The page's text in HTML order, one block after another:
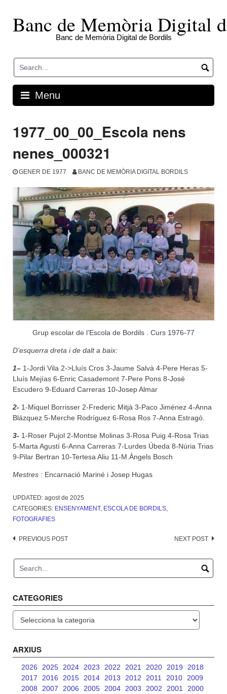
contentBanc de Memòria Digital
Banc de Memòria Digital de Bordils
Menu
1977_00_00_Escola nens
nenes_000321
GENER DE 1977 BANC DE MEMÒRIA DIGITAL BORDILS
Grup escolar de l’Escola de Bordils . Curs 1976-77
D’esquerra dreta i de dalt a baix:
1– 1-Jordi Vila 2->Lluís Cros 3-Jaume Salvà 4-Pere Heras 5-
Lluís Mejías 6-Enric Casademont 7-Pere Pons 8-José
Escudero 9-Eduard Carreras 10-Josep Almar
2- 1-Miquel Borrisser 2-Frederic Mitjà 3-Paco Jiménez 4-Anna
Blázquez 5-Merche Rodríguez 6-Rosa Ros 7-Anna Estragó.
3- 1-Roser Pujol 2-Montse Molinas 3-Rosa Puig 4-Rosa Trias
5-Marta Agustí 6-Anna Carreras 7-Lurdes Úbeda 8-Núria Trias
9-Pilar Bertran 10-Tertesa Aliu 11-M.Àngels Bosch
Mestres : Encarnació Mariné i Josep Hugas
UPDATED: agost de 2025
CATEGORIES: ENSENYAMENT, ESCOLA DE BORDILS
FOTOGRAFIES
Post
PREVIOUS POST NEXT POST
CATEGORIES
Categories
ARXIUS
2026 2025 2024 2023 2022 2021 2020 2019
2018
2017
2016 2015 2014 2013 2012 2011 2010
2009
2008
2007 2006 2005 2004 2003 2002 2001
2000